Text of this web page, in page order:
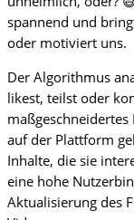
spannend und
oder motiviert uns.
Der Algorithmus
likest, teilst oder
auf der Plattform
Inhalte, die sie
eine hohe
Aktualisierung des